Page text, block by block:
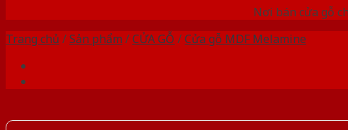
Nơi bán cửa gỗ
Trang chủ /Sản phẩm /CỬA GỖ /Cửa gỗ MDF Melamine